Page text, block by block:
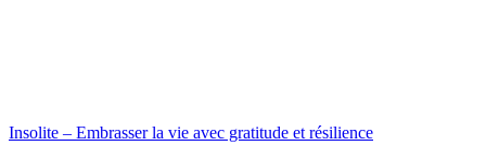
Insolite – Embrasser la vie avec gratitude et résilience